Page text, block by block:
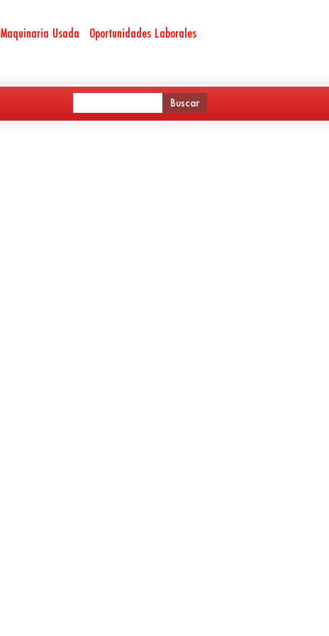
Maquinaria Usada Oportunidades Laborales